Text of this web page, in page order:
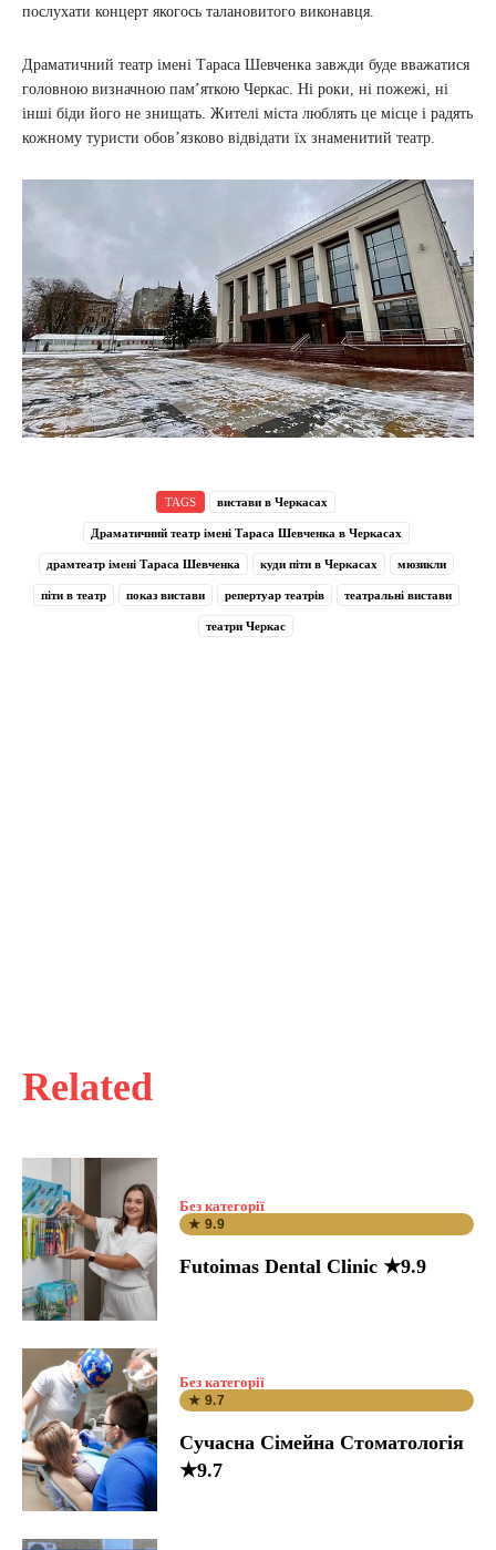
Related
Без категорії
★ 9.9
Futoimas Dental Clinic ★9.9
Без категорії
★ 9.7
Сучасна Сімейна Стоматологія
★9.7
послухати концерт якогось талановитого виконавця.
Драматичний театр імені Тараса Шевченка завжди буде вважатися
головною визначною пам’яткою Черкас. Ні роки, ні пожежі, ні
інші біди його не знищать. Жителі міста люблять це місце і радять
кожному туристи обов’язково відвідати їх знаменитий театр.
TAGS вистави в Черкасах
Драматичний театр імені Тараса Шевченка в Черкасах
драмтеатр імені Тараса Шевченка куди піти в Черкасах мюзикли
піти в театр показ вистави репертуар театрів театральні вистави
театри Черкас